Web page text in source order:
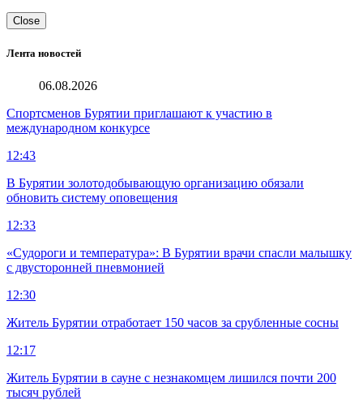
Close
Лента новостей
06.08.2026
Спортсменов Бурятии приглашают к участию в
международном конкурсе
12:43
В Бурятии золотодобывающую организацию обязали
обновить систему оповещения
12:33
«Судороги и температура»: В Бурятии врачи спасли малышку
с двусторонней пневмонией
12:30
Житель Бурятии отработает 150 часов за срубленные сосны
12:17
Житель Бурятии в сауне с незнакомцем лишился почти 200
тысяч рублей